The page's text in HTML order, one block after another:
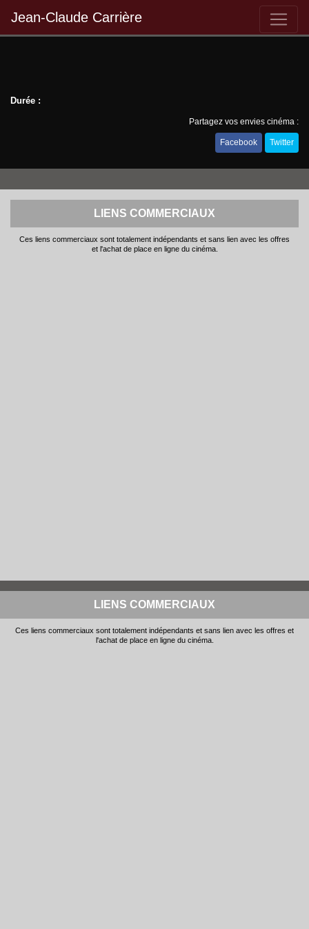
Jean-Claude Carrière
Durée :
Partagez vos envies cinéma :
Facebook Twitter
LIENS COMMERCIAUX
Ces liens commerciaux sont totalement indépendants et sans lien avec les offres
et l'achat de place en ligne du cinéma.
LIENS COMMERCIAUX
Ces liens commerciaux sont totalement indépendants et sans lien avec les offres et
l'achat de place en ligne du cinéma.